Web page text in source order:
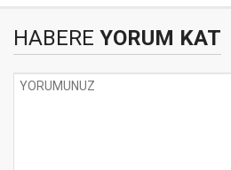
HABERE YORUM KAT